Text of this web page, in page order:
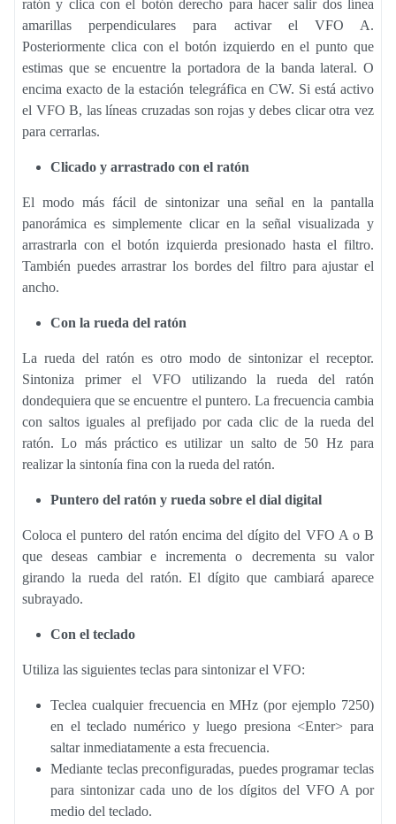
ratón y clica con el botón derecho para hacer salir dos línea
amarillas perpendiculares para activar el VFO A.
Posteriormente clica con el botón izquierdo en el punto que
estimas que se encuentre la portadora de la banda lateral. O
encima exacto de la estación telegráfica en CW. Si está activo
el VFO B, las líneas cruzadas son rojas y debes clicar otra vez
para cerrarlas.
Clicado y arrastrado con el ratón
El modo más fácil de sintonizar una señal en la pantalla
panorámica es simplemente clicar en la señal visualizada y
arrastrarla con el botón izquierda presionado hasta el filtro.
También puedes arrastrar los bordes del filtro para ajustar el
ancho.
Con la rueda del ratón
La rueda del ratón es otro modo de sintonizar el receptor.
Sintoniza primer el VFO utilizando la rueda del ratón
dondequiera que se encuentre el puntero. La frecuencia cambia
con saltos iguales al prefijado por cada clic de la rueda del
ratón. Lo más práctico es utilizar un salto de 50 Hz para
realizar la sintonía fina con la rueda del ratón.
Puntero del ratón y rueda sobre el dial digital
Coloca el puntero del ratón encima del dígito del VFO A o B
que deseas cambiar e incrementa o decrementa su valor
girando la rueda del ratón. El dígito que cambiará aparece
subrayado.
Con el teclado
Utiliza las siguientes teclas para sintonizar el VFO:
Teclea cualquier frecuencia en MHz (por ejemplo 7250)
en el teclado numérico y luego presiona <Enter> para
saltar inmediatamente a esta frecuencia.
Mediante teclas preconfiguradas, puedes programar teclas
para sintonizar cada uno de los dígitos del VFO A por
medio del teclado.